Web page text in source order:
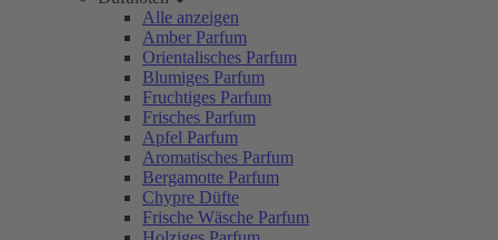
Alle anzeigen
Amber Parfum
Orientalisches Parfum
Blumiges Parfum
Fruchtiges Parfum
Frisches Parfum
Apfel Parfum
Aromatisches Parfum
Bergamotte Parfum
Chypre Düfte
Frische Wäsche Parfum